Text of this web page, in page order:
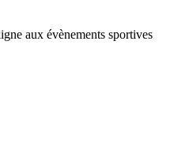
aux évènements sportives